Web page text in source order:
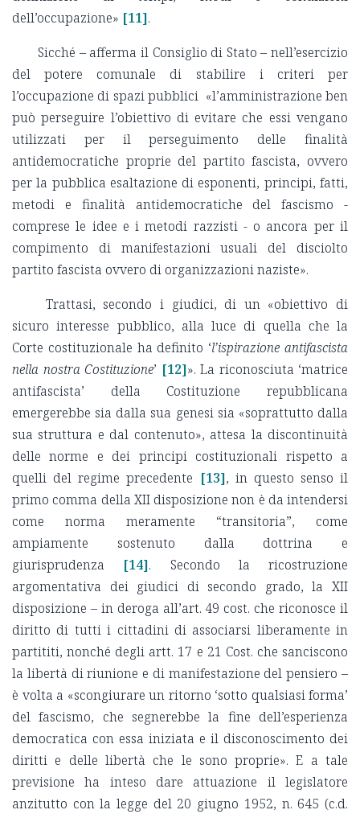
dell’occupazione» [11].
Sicché – afferma il Consiglio di Stato – nell’esercizio
del potere comunale di stabilire i criteri per
l’occupazione di spazi pubblici «l’amministrazione ben
può perseguire l’obiettivo di evitare che essi vengano
utilizzati per il perseguimento delle finalità
antidemocratiche proprie del partito fascista, ovvero
per la pubblica esaltazione di esponenti, principi, fatti,
metodi e finalità antidemocratiche del fascismo -
comprese le idee e i metodi razzisti - o ancora per il
compimento di manifestazioni usuali del disciolto
partito fascista ovvero di organizzazioni naziste».
Trattasi, secondo i giudici, di un «obiettivo di
sicuro interesse pubblico, alla luce di quella che la
Corte costituzionale ha definito ‘l’ispirazione antifascista
nella nostra Costituzione’ [12]». La riconosciuta ‘matrice
antifascista’ della Costituzione repubblicana
emergerebbe sia dalla sua genesi sia «soprattutto dalla
sua struttura e dal contenuto», attesa la discontinuità
delle norme e dei principi costituzionali rispetto a
quelli del regime precedente [13], in questo senso il
primo comma della XII disposizione non è da intendersi
come norma meramente “transitoria”, come
ampiamente sostenuto dalla dottrina e
giurisprudenza
[14]. Secondo la ricostruzione
argomentativa dei giudici di secondo grado, la XII
disposizione – in deroga all’art. 49 cost. che riconosce il
diritto di tutti i cittadini di associarsi liberamente in
partititi, nonché degli artt. 17 e 21 Cost. che sanciscono
la libertà di riunione e di manifestazione del pensiero –
è volta a «scongiurare un ritorno ‘sotto qualsiasi forma’
del fascismo, che segnerebbe la fine dell’esperienza
democratica con essa iniziata e il disconoscimento dei
diritti e delle libertà che le sono proprie». E a tale
previsione ha inteso dare attuazione il legislatore
anzitutto con la legge del 20 giugno 1952, n. 645 (c.d.